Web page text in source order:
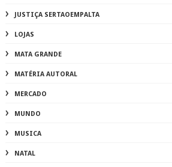
JUSTIÇA SERTAOEMPALTA
LOJAS
MATA GRANDE
MATÉRIA AUTORAL
MERCADO
MUNDO
MUSICA
NATAL